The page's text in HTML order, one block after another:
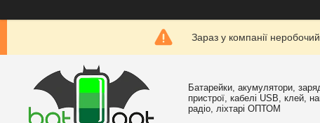
Зараз у компанії
Батарейки, акумулятори,
пристрої, кабелі USB, клей,
радіо, ліхтарі ОПТОМ